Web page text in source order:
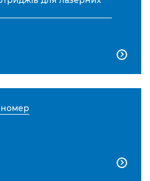

номер
